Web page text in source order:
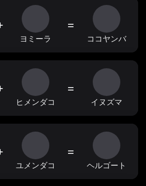
ヨミーラ
=
ココヤンバ
ヒメンダコ
=
イヌズマ
ユメンダコ
=
ヘルゴート